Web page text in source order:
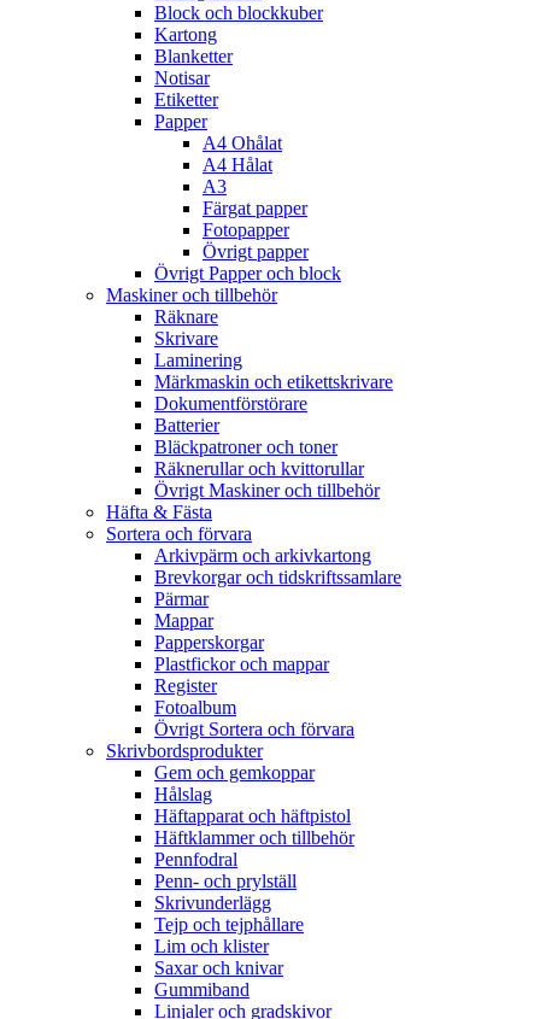
Block och blockkuber
Kartong
Blanketter
Notisar
Etiketter
Papper
A4 Ohålat
A4 Hålat
A3
Färgat papper
Fotopapper
Övrigt papper
Övrigt Papper och block
Maskiner och tillbehör
Räknare
Skrivare
Laminering
Märkmaskin och etikettskrivare
Dokumentförstörare
Batterier
Bläckpatroner och toner
Räknerullar och kvittorullar
Övrigt Maskiner och tillbehör
Häfta & Fästa
Sortera och förvara
Arkivpärm och arkivkartong
Brevkorgar och tidskriftssamlare
Pärmar
Mappar
Papperskorgar
Plastfickor och mappar
Register
Fotoalbum
Övrigt Sortera och förvara
Skrivbordsprodukter
Gem och gemkoppar
Hålslag
Häftapparat och häftpistol
Häftklammer och tillbehör
Pennfodral
Penn- och prylställ
Skrivunderlägg
Tejp och tejphållare
Lim och klister
Saxar och knivar
Gummiband
Linjaler och gradskivor